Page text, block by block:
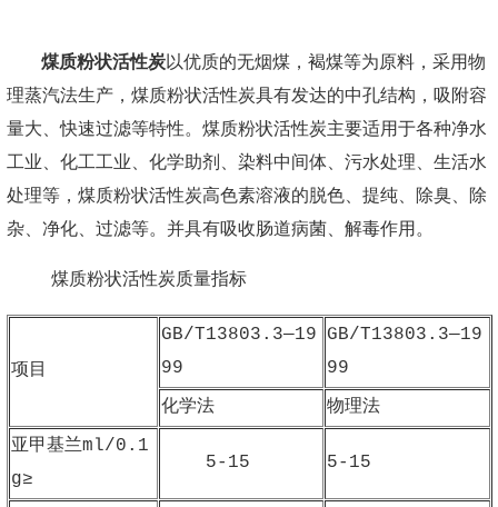
煤质粉状活性炭以优质的无烟煤，褐煤等为原料，采用物
理蒸汽法生产， 煤质粉状活性炭具有发达的中孔结构，吸附容
量大、快速过滤等特性。煤质粉状活性炭主要适用于各种净水
工业、化工工业、化学助剂、染料中间体、污水处理、生活水
处理等， 煤质粉状活性炭高色素溶液的脱色、提纯、除臭、除
杂、净化、过滤等。并具有吸收肠道病菌、解毒作用。
煤质粉状活性炭质量指标
项目
GB/T13803.3—19
99
GB/T13803.3—19
99
化学法
物理法
亚甲基兰ml/0.1
g≥
5-15 5-15